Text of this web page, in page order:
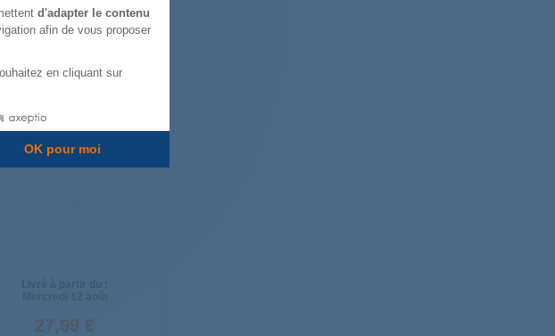
d'adapter le contenu
afin de vous proposer
en cliquant sur
OK pour moi
avant aspirateur VK130
VK131 Mondo 00805353
Mercredi
12 août
27,99 €